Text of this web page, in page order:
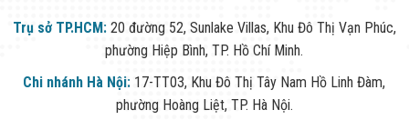
Trụ sở TP.HCM: 20 đường 52, Sunlake Villas, Khu Đô Thị Vạn Phúc,
phường Hiệp Bình, TP. Hồ Chí Minh.
Chi nhánh Hà Nội: 17-TT03, Khu Đô Thị Tây Nam Hồ Linh Đàm,
phường Hoàng Liệt, TP. Hà Nội.